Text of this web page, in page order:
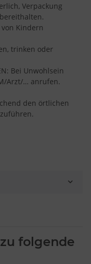
Verpackung
Kindern
trinken oder
Bei Unwohlsein
Arzt/… anrufen.
den örtlichen
folgende